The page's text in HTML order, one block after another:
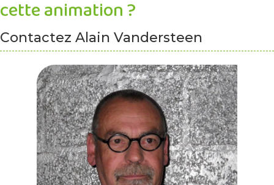
cette animation ?
Contactez Alain Vandersteen